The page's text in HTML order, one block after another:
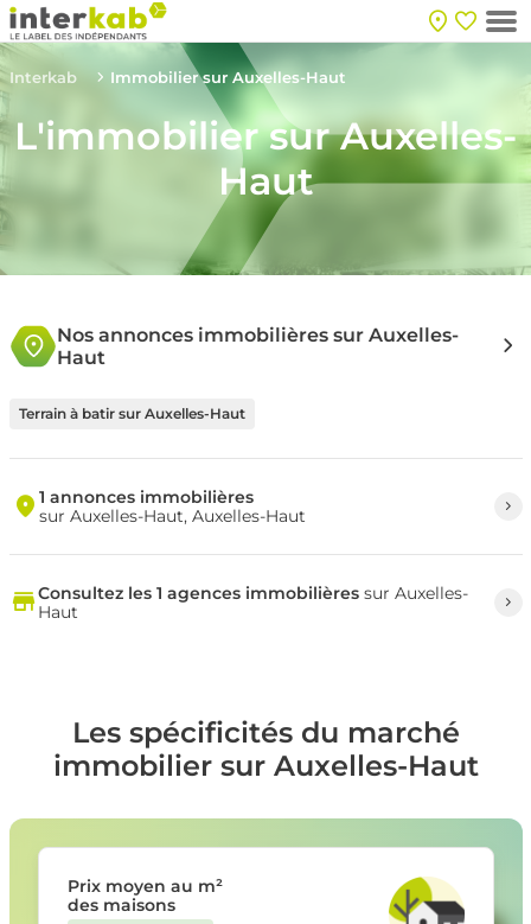
Interkab Immobilier sur Auxelles-Haut
L'immobilier sur Auxelles-
Haut
Nos annonces immobilières sur Auxelles-
Haut
Terrain à batir sur Auxelles-Haut
1 annonces immobilières
sur Auxelles-Haut, Auxelles-Haut
Consultez les 1 agences immobilièressur Auxelles-
Haut
Les spécificités du marché
immobilier sur Auxelles-Haut
Prix moyen au m²
des maisons